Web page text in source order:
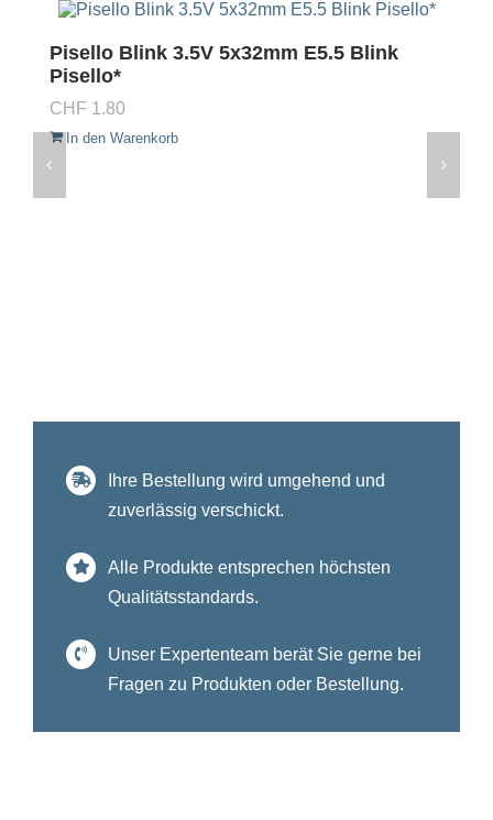
Pisello Blink 3.5V 5x32mm E5.5 Blink
Pisello*
CHF 1.80
In den Warenkorb
Ihre Bestellung wird umgehend und
zuverlässig verschickt.
Alle Produkte entsprechen höchsten
Qualitätsstandards.
Unser Expertenteam berät Sie gerne bei
Fragen zu Produkten oder Bestellung.